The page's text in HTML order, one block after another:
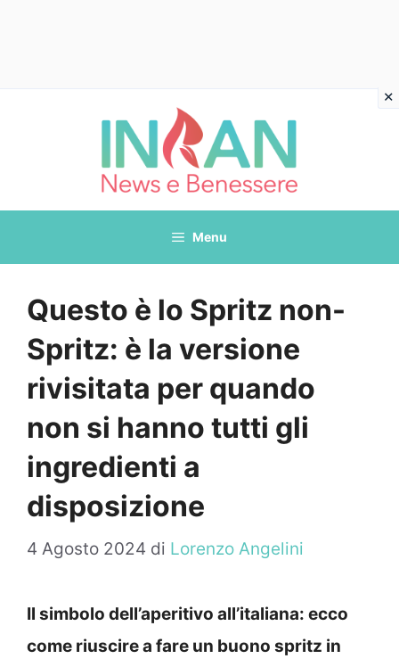
Menu
Questo è lo Spritz non-
Spritz: è la versione
rivisitata per quando
non si hanno tutti gli
ingredienti a
disposizione
4 Agosto 2024 di Lorenzo Angelini
Il simbolo dell’aperitivo all’italiana: ecco
come riuscire a fare un buono spritz in